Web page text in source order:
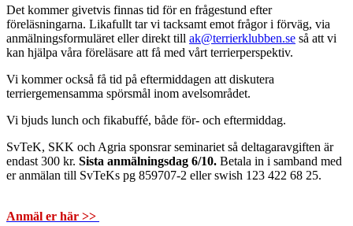
Det kommer givetvis finnas tid för en frågestund efter
föreläsningarna. Likafullt tar vi tacksamt emot frågor i förväg, via
anmälningsformuläret eller direkt till ak@terrierklubben.se så att vi
kan hjälpa våra föreläsare att få med vårt terrierperspektiv.
Vi kommer också få tid på eftermiddagen att diskutera
terriergemensamma spörsmål inom avelsområdet.
Vi bjuds lunch och fikabuffé, både för- och eftermiddag.
SvTeK, SKK och Agria sponsrar seminariet så deltagaravgiften är
endast 300 kr. Sista anmälningsdag 6/10. Betala in i samband med
er anmälan till SvTeKs pg 859707-2 eller swish 123 422 68 25.
Anmäl er här >>